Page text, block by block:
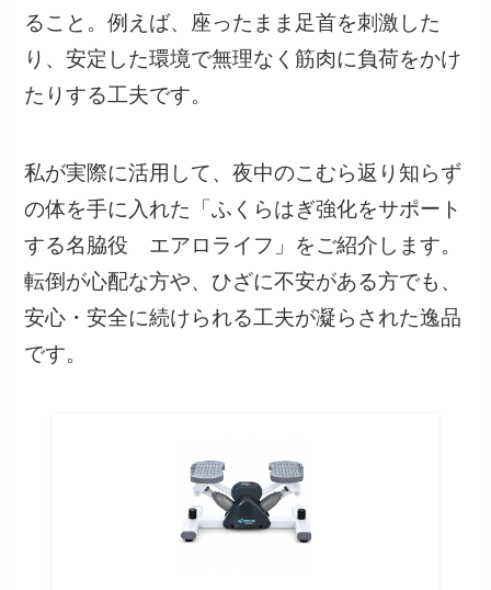
ること。例えば、座ったまま足首を刺激した
り、安定した環境で無理なく筋肉に負荷をかけ
たりする工夫です。
私が実際に活用して、夜中のこむら返り知らず
の体を手に入れた「ふくらはぎ強化をサポート
する名脇役 エアロライフ」をご紹介します。
転倒が心配な方や、ひざに不安がある方でも、
安心・安全に続けられる工夫が凝らされた逸品
です。